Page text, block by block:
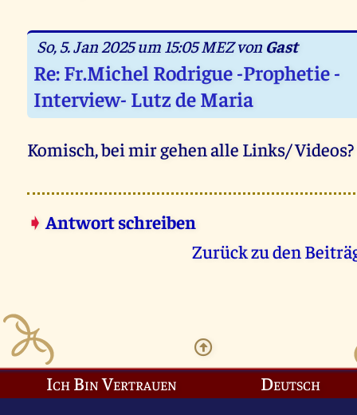
So, 5. Jan 2025 um 15:05 MEZ von Gast
Re: Fr.Michel Rodrigue -Prophetie -
Interview- Lutz de Maria
Komisch, bei mir gehen alle Links/ Videos?
➧ Antwort schreiben
Zurück zu den
Ich Bin Vertrauen Deutsch